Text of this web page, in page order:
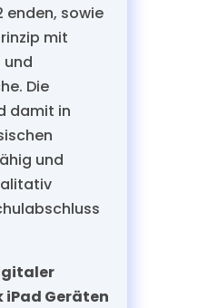
enden, sowie
mit
und
Die
damit in
und
Geräten